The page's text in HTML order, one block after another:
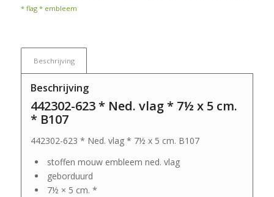
* flag * embleem
Beschrijving
Beschrijving
442302-623 * Ned. vlag * 7½ x 5 cm.
* B107
442302-623 * Ned. vlag * 7½ x 5 cm. B107
stoffen mouw embleem ned. vlag
geborduurd
7½ × 5 cm. *